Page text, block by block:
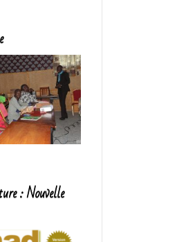
: Nouvelle